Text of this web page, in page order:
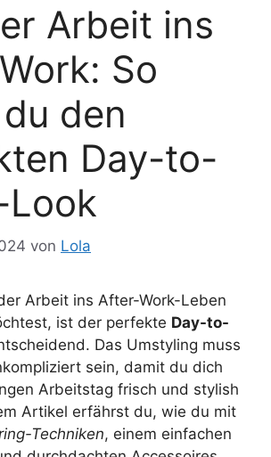
Arbeit ins
So
den
Day-to-
von Lola
Arbeit ins After-Work-Leben
ist der perfekte Day-to-
Das Umstyling muss
sein, damit du dich
Arbeitstag frisch und stylish
Artikel erfährst du, wie du mit
Techniken, einem einfachen